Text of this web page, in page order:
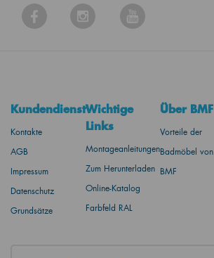
Kundendienst
Kontakte
AGB
Impressum
Datenschutz
Grundsätze
Wichtige
Links
Montageanleitungen
Zum Herunterladen
Online-Katalog
Farbfeld RAL
Über BMF
Vorteile der
Badmöbel von
BMF